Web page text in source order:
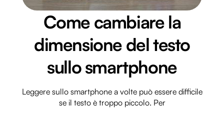
Come cambiare la
dimensione del testo
sullo smartphone
Leggere sullo smartphone a volte può essere difficile
se il testo è troppo piccolo. Per